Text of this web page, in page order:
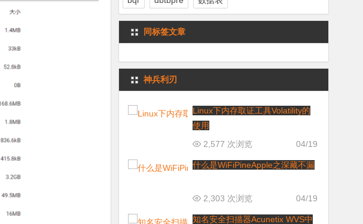
同标签文章
神兵利刃
Linux下内存取证工具Volatility的
使用
04/19
2,577 次浏览
什么是WiFiPineApple之深藏不漏
04/19
2,303 次浏览
知名安全扫描器Acunetix WVS中